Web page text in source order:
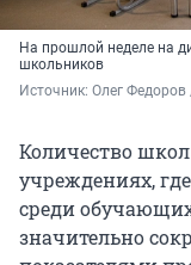
На прошлой неделе на
школьников
Источник: Олег Федоров
Количество
учреждениях,
среди
значительно